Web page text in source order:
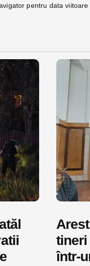
pentru data viitoare
tineri
într-